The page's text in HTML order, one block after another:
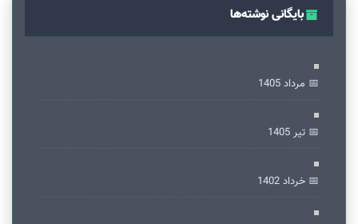
بایگانی نوشته‌ها
📅 مرداد 1405
📅 تير 1405
📅 خرداد 1402